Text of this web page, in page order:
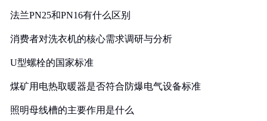
法兰PN25和PN16有什么区别
消费者对洗衣机的核心需求调研与分析
U型螺栓的国家标准
煤矿用电热取暖器是否符合防爆电气设备标准
照明母线槽的主要作用是什么